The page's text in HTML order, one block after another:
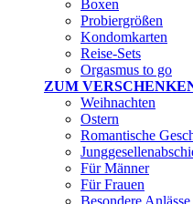
Boxen
Probiergrößen
Kondomkarten
Reise-Sets
Orgasmus to go
ZUM
Weihnachten
Ostern
Romantische
Für Männer
Für Frauen
Besondere Anlässe